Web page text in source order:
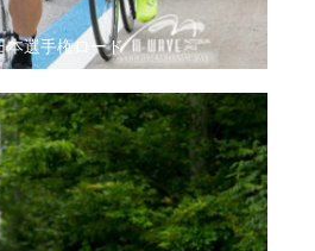
本選手権ロード